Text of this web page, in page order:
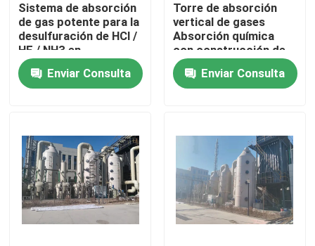
Hogar
Productos
Viaje de la fábrica
Control de calidad
Sistema de absorción
de gas potente para la
desulfuración de HCl /
HF / NH3 en
aplicaciones
industrialesEnviar Consulta
Torre de absorción
vertical de gases
Absorción química
con construcción de
hormigón polimérico y
velocidad de entrada
de aire de 12-20 m/s
Enviar Consulta